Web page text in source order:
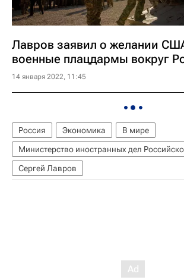
Лавров заявил о желании
военные плацдармы вокруг
14 января 2022, 11:45
Россия Экономика
В мире
Сергей Лавров